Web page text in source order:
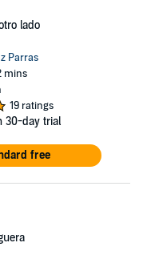
lado
Parras
mins
19 ratings
30-day trial
free